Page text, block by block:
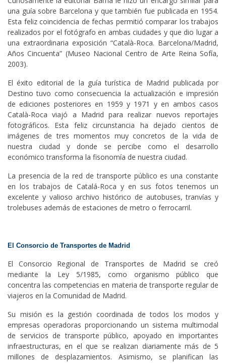
una guía sobre Barcelona y que también fue publicada en 1954.
Esta feliz coincidencia de fechas permitió comparar los trabajos
realizados por el fotógrafo en ambas ciudades y que dio lugar a
una extraordinaria exposición “Català-Roca. Barcelona/Madrid,
Años Cincuenta” (Museo Nacional Centro de Arte Reina Sofía,
2003).
El éxito editorial de la guía turística de Madrid publicada por
Destino tuvo como consecuencia la actualización e impresión
de ediciones posteriores en 1959 y 1971 y en ambos casos
Català-Roca viajó a Madrid para realizar nuevos reportajes
fotográficos. Esta feliz circunstancia ha dejado cientos de
imágenes de tres momentos muy concretos de la vida de
nuestra ciudad y donde se percibe como el desarrollo
económico transforma la fisonomía de nuestra ciudad.
La presencia de la red de transporte público es una constante
en los trabajos de Catalá-Roca y en sus fotos tenemos un
excelente y valioso archivo histórico de autobuses, tranvías y
trolebuses además de estaciones de metro o ferrocarril.
El Consorcio de Transportes de Madrid
El Consorcio Regional de Transportes de Madrid se creó
mediante la Ley 5/1985, como organismo público que
concentra las competencias en materia de transporte regular de
viajeros en la Comunidad de Madrid.
Su misión es la gestión coordinada de todos los modos y
empresas operadoras proporcionando un sistema multimodal
de servicios de transporte público, apoyado en importantes
infraestructuras, en el que se realizan diariamente más de 5
millones de desplazamientos. Asimismo, se planifican las